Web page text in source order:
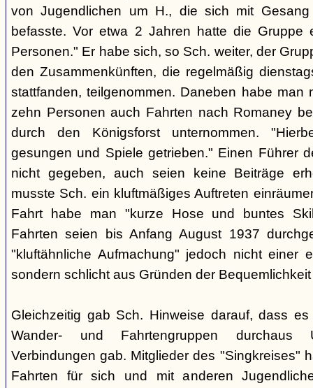
von Jugendlichen um H., die sich mit
befasste. Vor etwa 2 Jahren hatte die Gruppe
Personen." Er habe sich, so Sch. weiter, der
den Zusammenkünften, die regelmäßig
stattfanden, teilgenommen. Daneben habe man
zehn Personen auch Fahrten nach Romaney
durch den Königsforst unternommen.
gesungen und Spiele getrieben." Einen Führer
nicht gegeben, auch seien keine Beiträge
musste Sch. ein kluftmäßiges Auftreten
Fahrt habe man "kurze Hose und buntes
Fahrten seien bis Anfang August 1937
"kluftähnliche Aufmachung" jedoch nicht einer
sondern schlicht aus Gründen der
Gleichzeitig gab Sch. Hinweise darauf, dass
Wander- und Fahrtengruppen durchaus
Verbindungen gab. Mitglieder des "Singkreises"
Fahrten für sich und mit anderen